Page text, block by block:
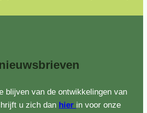
blijven van de ontwikkelingen van
u zich dan hier in voor onze